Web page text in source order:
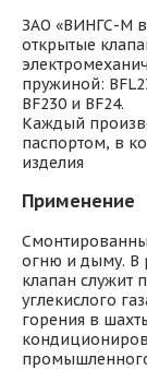
ЗАО «ВИНГС-М
открытые
пружиной:
BF230 и BF24.
Каждый
паспортом, в
изделия
Применение
огню и дыму. В
клапан служит
углекислого
горения в